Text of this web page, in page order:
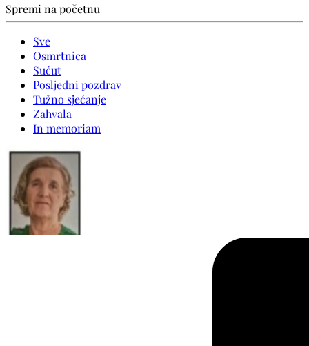
Spremi na početnu
Sve
Osmrtnica
Sućut
Posljedni pozdrav
Tužno sjećanje
Zahvala
In memoriam